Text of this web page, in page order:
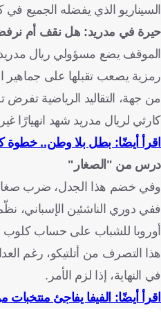
السيناريو الذي يفضله الجميع في
حيرة في مدريد: هل نقف أم
الموقف يضع مسؤولي ريال مدريد
رمزية يصعب تقبلها على جماهير
من جهة، التقاليد الرياضية
كارثي لريال مدريد شهد انهيارًا
اقرأ أيضًا: بطل بلا وطن.. خطوة
درس من "الصغار"
وفي خضم هذا الجدل، ضرب صغار
ففي دوري الناشئين الإسباني،
أوروبا للشباب على حساب كلوب
هذا التصرف من أتلتيكو، رغم
في النهاية، إذا لزم الأمر.
اقرأ أيضًا: الفيفا يفاجئ منتخبات مونديال 2026